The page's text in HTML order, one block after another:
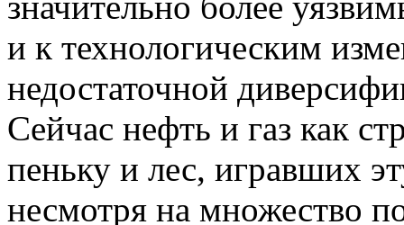
и к технологическим
недостаточной
Сейчас нефть и газ как
пеньку и лес, игравших
несмотря на множество